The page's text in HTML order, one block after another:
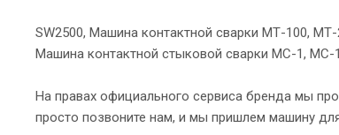
SW2500, Машина контактной сварки МТ-100,
Машина контактной стыковой сварки МС-1,
На правах официального сервиса бренда мы
просто позвоните нам, и мы пришлем машину